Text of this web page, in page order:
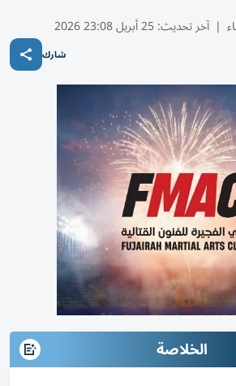
| آخر تحديث:25 أبريل 23:08 2026
شارك
الخلاصة